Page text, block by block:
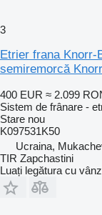
3
Etrier frana Knorr-
semiremorcă
400 EUR ≈ 2.099
Sistem de frânare -
Stare nou
K097531K50
Ucraina,
TIR Zapchastini
Luați legătura cu